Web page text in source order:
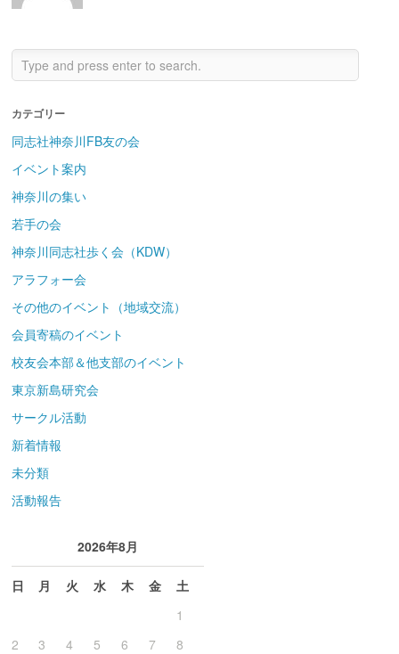
カテゴリー
同志社神奈川FB友の会
イベント案内
神奈川の集い
若手の会
神奈川同志社歩く会（KDW）
アラフォー会
その他のイベント（地域交流）
会員寄稿のイベント
校友会本部＆他支部のイベント
東京新島研究会
サークル活動
新着情報
未分類
活動報告
2026年8月
日 月 火 水 木 金
土
1
2
3 4 5 6 7
8